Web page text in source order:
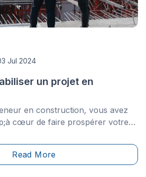
Jul 2024
un projet en
en construction, vous avez
cœur de faire prospérer votre
Read More